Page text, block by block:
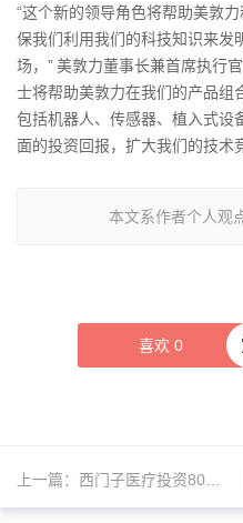
“这个新的领导角色将帮助美敦
保我们利用我们的科技知识来发
场，” 美敦力董事长兼首席执行
士将帮助美敦力在我们的产品组
包括机器人、传感器、植入式设
面的投资回报，扩大我们的技术
本文系作者个人观
喜欢 0
上一篇： 西门子医疗投资8000万欧元建设新工厂，为光子计数CT探测器提供核心材料